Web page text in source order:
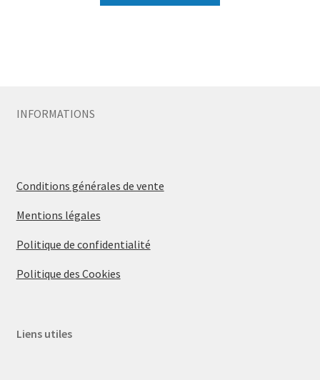
INFORMATIONS
Conditions générales de vente
Mentions légales
Politique de confidentialité
Politique des Cookies
Liens utiles